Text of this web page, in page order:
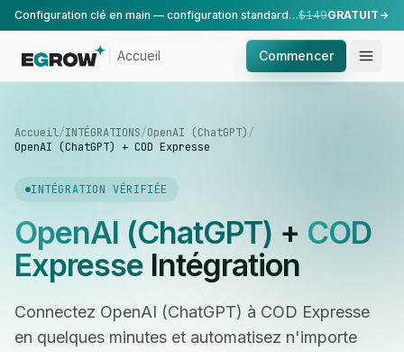
Configuration clé en main — configuration standard, réalisée par notre équipe.$149GRATUIT
Accueil Commencer
Accueil/INTÉGRATIONS/OpenAI (ChatGPT)/
OpenAI (ChatGPT) + COD Expresse
INTÉGRATION VÉRIFIÉE
OpenAI (ChatGPT) + COD
ExpresseIntégration
Connectez OpenAI (ChatGPT) à COD Expresse
en quelques minutes et automatisez n'importe